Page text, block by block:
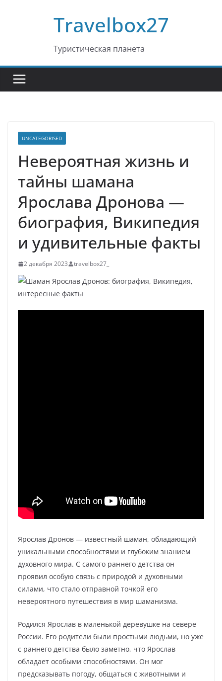
Travelbox27
Туристическая планета
UNCATEGORISED
Невероятная жизнь и
тайны шамана
Ярослава Дронова —
биография, Википедия
и удивительные факты
2 декабря 2023 travelbox27_
Ярослав Дронов — известный шаман, обладающий
уникальными способностями и глубоким знанием
духовного мира. С самого раннего детства он
проявил особую связь с природой и духовными
силами, что стало отправной точкой его
невероятного путешествия в мир шаманизма.
Родился Ярослав в маленькой деревушке на севере
России. Его родители были простыми людьми, но уже
с раннего детства было заметно, что Ярослав
обладает особыми способностями. Он мог
предсказывать погоду, общаться с животными и